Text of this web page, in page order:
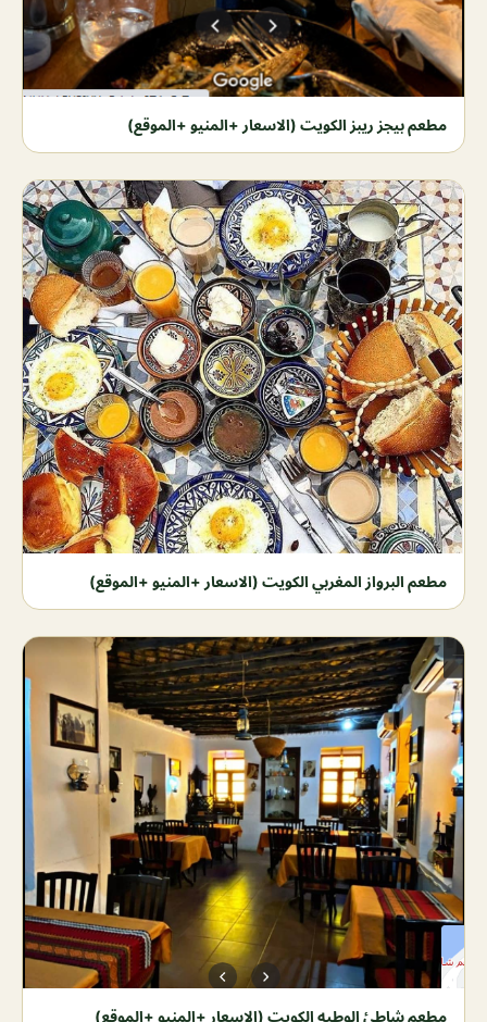
مطعم بيجز ريبز الكويت (الاسعار +المنيو +الموقع)
مطعم البرواز المغربي الكويت (الاسعار +المنيو +الموقع)
مطعم شاطئ الوطيه الكويت (الاسعار +المنيو +الموقع)